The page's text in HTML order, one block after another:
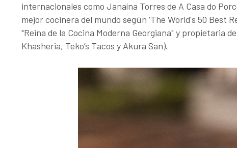
internacionales como Janaína Torres de A Casa do
mejor cocinera del mundo según ‘The World's 50 Best
"Reina de la Cocina Moderna Georgiana" y propietaria
Khasheria, Teko’s Tacos y Akura San).